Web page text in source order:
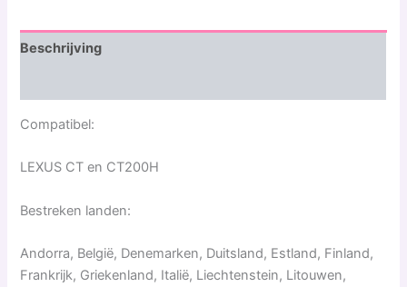
Beschrijving
Compatibel:
LEXUS CT en CT200H
Bestreken landen:
Andorra, België, Denemarken, Duitsland, Estland, Finland,
Frankrijk, Griekenland, Italië, Liechtenstein, Litouwen,